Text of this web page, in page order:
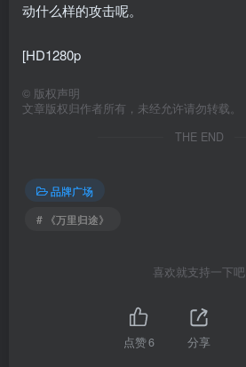
动什么样的攻击呢。
[HD1280p
© 版权声明
文章版权归作者所有，未经允许请勿转载。
THE END
品牌广场
# 《万里归途》
喜欢就支持一下吧
点赞6 分享